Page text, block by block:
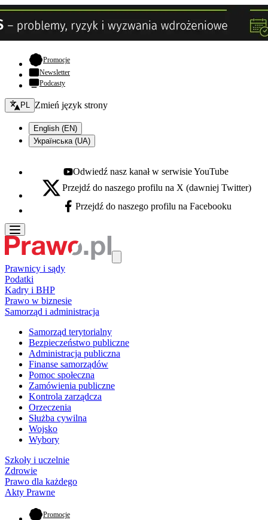
Promocje- otwiera się w nowej karcie
Newsletter
Podcasty
Zmień język - bieżący:
PL Zmień język strony
English (EN)
Українська (UA)
Youtube - otwiera się w nowej karcie
Odwiedź nasz kanał w serwisie YouTube
X - otwiera się w nowej karcie
Przejdź do naszego profilu na X (dawniej Twitter)
Facebook - otwiera się w nowej karcie
Przejdź do naszego profilu na Facebooku
Prawnicy i sądy
Podatki
Kadry i BHP
Prawo w biznesie
Samorząd i administracja
Samorząd terytorialny
Bezpieczeństwo publiczne
Administracja publiczna
Finanse samorządów
Pomoc społeczna
Zamówienia publiczne
Kontrola zarządcza
Orzeczenia
Służba cywilna
Wojsko
Wybory
Szkoły i uczelnie
Zdrowie
Prawo dla każdego
Akty Prawne
Promocje- otwiera się w nowej karcie